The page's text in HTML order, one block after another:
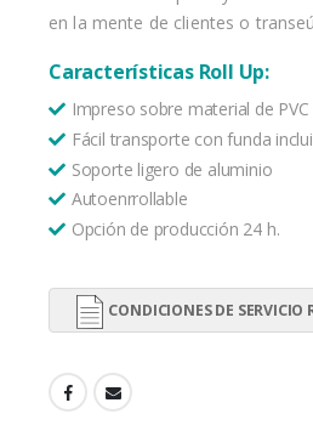
en la mente de clientes o
Características Roll Up:
Impreso sobre material de PVC
Fácil transporte con funda
Soporte ligero de aluminio
Autoenrrollable
Opción de producción 24 h.
CONDICIONES DE SERVICIO